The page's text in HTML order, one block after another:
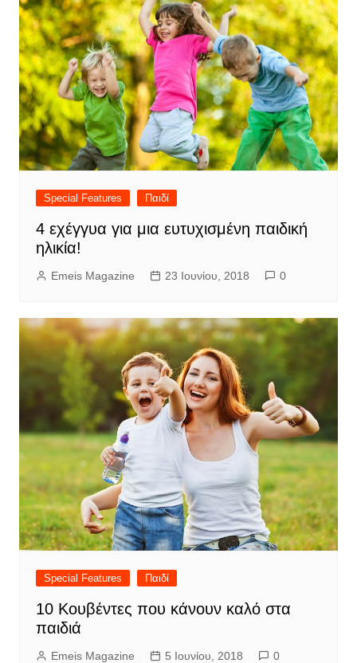
Special Features Παιδί
4 εχέγγυα για μια ευτυχισμένη παιδική
ηλικία!
Emeis Magazine 23 Ιουνίου, 2018 0
Special Features Παιδί
10 Κουβέντες που κάνουν καλό στα
παιδιά
Emeis Magazine 5 Ιουνίου, 2018 0